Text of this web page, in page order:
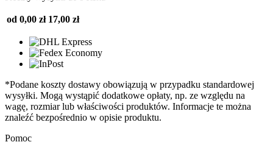
od 0,00 zł 17,00 zł
*Podane koszty dostawy obowiązują w przypadku standardowej
wysyłki. Mogą wystąpić dodatkowe opłaty, np. ze względu na
wagę, rozmiar lub właściwości produktów. Informacje te można
znaleźć bezpośrednio w opisie produktu.
Pomoc